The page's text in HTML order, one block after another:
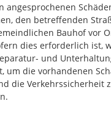
angesprochenen
den betreffenden
Bauhof vor
dies erforderlich ist,
und
um die vorhandenen
die Verkehrssicherheit